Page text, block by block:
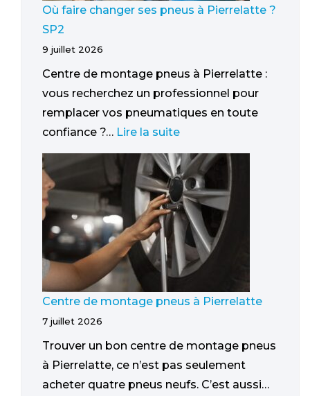
Où faire changer ses pneus à Pierrelatte ?
SP2
9 juillet 2026
Centre de montage pneus à Pierrelatte :
vous recherchez un professionnel pour
remplacer vos pneumatiques en toute
confiance ?… Lire la suite
Centre de montage pneus à Pierrelatte
7 juillet 2026
Trouver un bon centre de montage pneus
à Pierrelatte, ce n’est pas seulement
acheter quatre pneus neufs. C’est aussi…